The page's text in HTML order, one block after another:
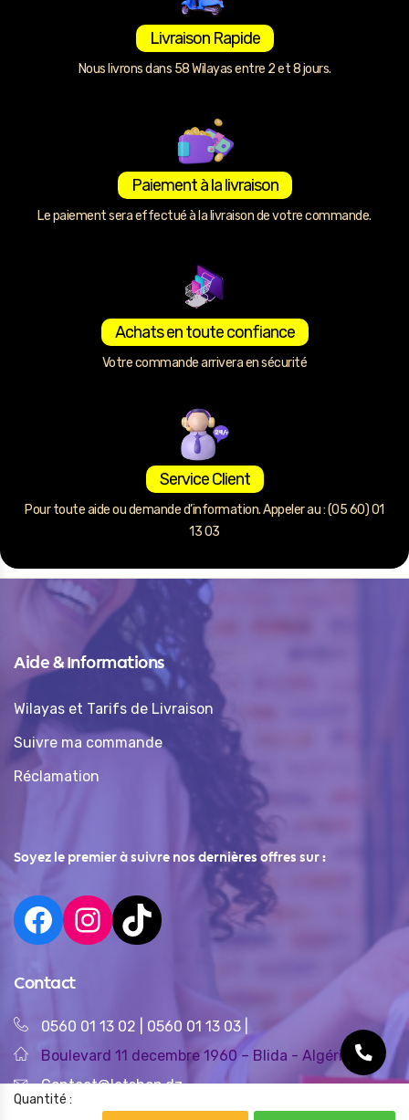
Quantité :
Livraison Rapide
Nous livrons dans 58 Wilayas entre 2 et 8 jours.
Paiement à la livraison
Le paiement sera effectué à la livraison de votre commande.
Achats en toute confiance
Votre commande arrivera en sécurité
Service Client
Pour toute aide ou demande d’information. Appeler au : (05 60) 01
13 03
Aide & Informations
Wilayas et Tarifs de Livraison
Suivre ma commande
Réclamation
Soyez le premier à suivre nos dernières offres sur :
Contact
0560 01 13 02 0560 01 13 03
Boulevard 11 decembre 1960 – Blida - Algérie
Contact@letshop.dz